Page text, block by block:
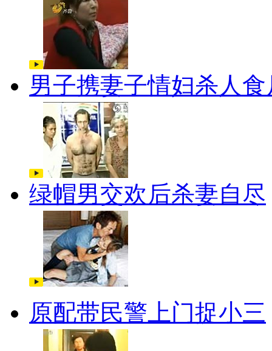
男子携妻子情妇杀人食
绿帽男交欢后杀妻自尽
原配带民警上门捉小三